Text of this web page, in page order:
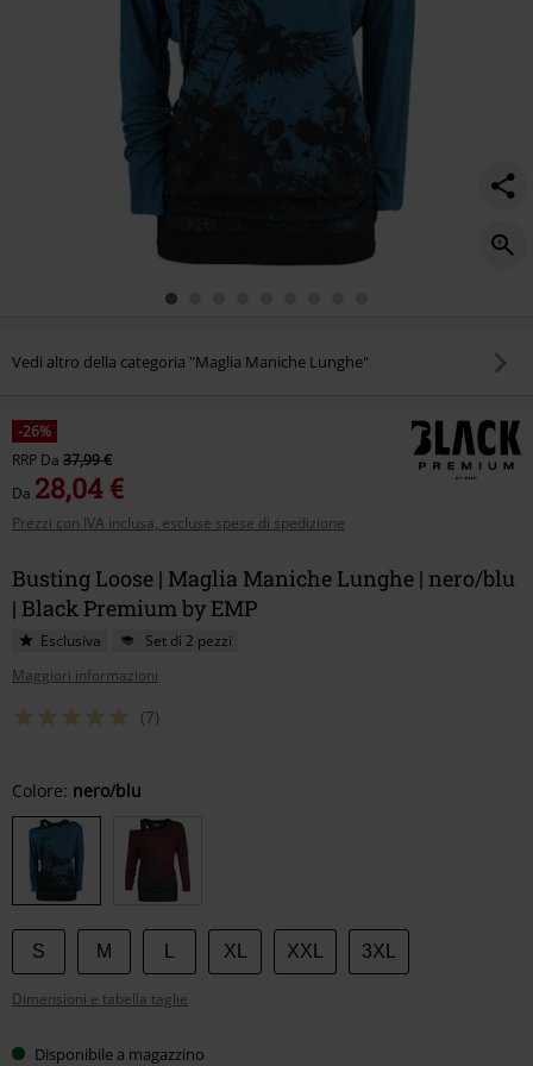
Vedi altro della categoria "Maglia Maniche Lunghe"
-26%
RRP Da 37,99 €
Da 28,04 €
Prezzi con IVA inclusa, escluse spese di spedizione
Busting Loose | Maglia Maniche Lunghe | nero/blu
| Black Premium by EMP
Esclusiva
Set di 2 pezzi
Maggiori informazioni
(7)
Scegli
la
tua
taglia
Colore: nero/blu
S M XL XXL 3XL
Dimensioni e tabella taglie
Disponibile a magazzino